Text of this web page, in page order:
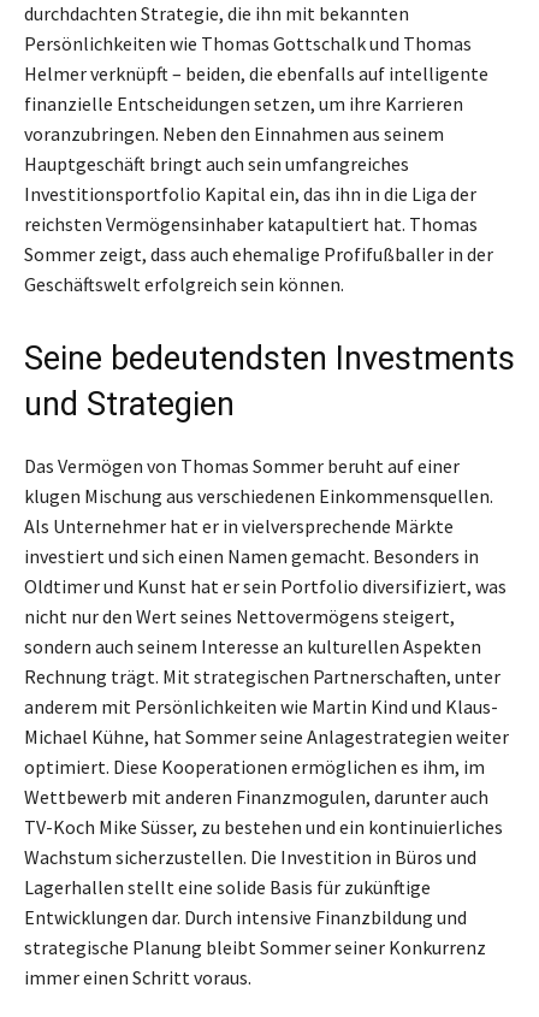
durchdachten Strategie, die ihn mit bekannten
Persönlichkeiten wie Thomas Gottschalk und Thomas
Helmer verknüpft – beiden, die ebenfalls auf intelligente
finanzielle Entscheidungen setzen, um ihre Karrieren
voranzubringen. Neben den Einnahmen aus seinem
Hauptgeschäft bringt auch sein umfangreiches
Investitionsportfolio Kapital ein, das ihn in die Liga der
reichsten Vermögensinhaber katapultiert hat. Thomas
Sommer zeigt, dass auch ehemalige Profifußballer in der
Geschäftswelt erfolgreich sein können.
Seine bedeutendsten Investments
und Strategien
Das Vermögen von Thomas Sommer beruht auf einer
klugen Mischung aus verschiedenen Einkommensquellen.
Als Unternehmer hat er in vielversprechende Märkte
investiert und sich einen Namen gemacht. Besonders in
Oldtimer und Kunst hat er sein Portfolio diversifiziert, was
nicht nur den Wert seines Nettovermögens steigert,
sondern auch seinem Interesse an kulturellen Aspekten
Rechnung trägt. Mit strategischen Partnerschaften, unter
anderem mit Persönlichkeiten wie Martin Kind und Klaus-
Michael Kühne, hat Sommer seine Anlagestrategien weiter
optimiert. Diese Kooperationen ermöglichen es ihm, im
Wettbewerb mit anderen Finanzmogulen, darunter auch
TV-Koch Mike Süsser, zu bestehen und ein kontinuierliches
Wachstum sicherzustellen. Die Investition in Büros und
Lagerhallen stellt eine solide Basis für zukünftige
Entwicklungen dar. Durch intensive Finanzbildung und
strategische Planung bleibt Sommer seiner Konkurrenz
immer einen Schritt voraus.